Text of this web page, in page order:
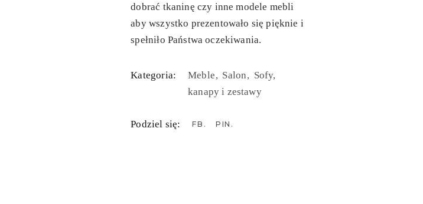
dobrać tkaninę czy inne modele mebli
aby wszystko prezentowało się pięknie i
spełniło Państwa oczekiwania.
Kategoria: Meble Salon Sofy,
kanapy i zestawy
Podziel się: FB PIN